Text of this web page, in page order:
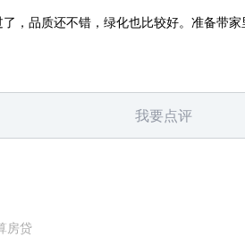
，品质还不错，绿化也比较好。准备带
我要点评
房贷